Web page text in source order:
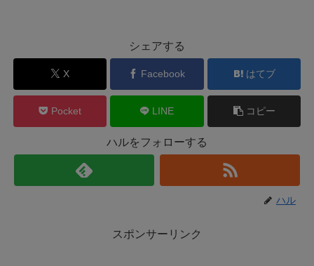
シェアする
X Facebook はてブ
Pocket LINE コピー
ハルをフォローする
ハル
スポンサーリンク